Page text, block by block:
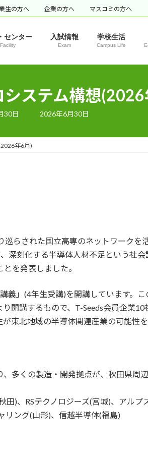
生の方へ 企業の方へ マスコミの方へ
センター
Facility
入試情報
Exam
学校生活
Campus Life
ステム構想
30日
最
2026年6月30日
年6月)
らされた国立高専のネットワークを
深刻化する半導体人材不足という社
を発表しました。
」(4年生受講)を開講しています。
開講するもので、T-Seeds会員企業
東北地域の半導体関連産業の可能性
多くの製造・開発拠点が、秋田県周辺
)、RSテクノロジーズ(宮城)、アル
リング(山形)、信越半導体(福島)